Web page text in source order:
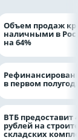
Объем продаж
наличными в
на 64%
в первом
ВТБ предоставит
рублей на
складских